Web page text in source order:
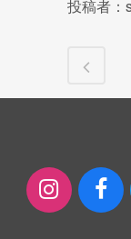
投稿者：